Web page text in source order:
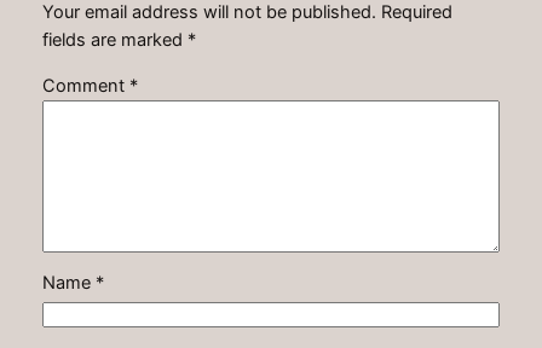
Your email address will not be published. Required
fields are marked *
Comment *
Name *